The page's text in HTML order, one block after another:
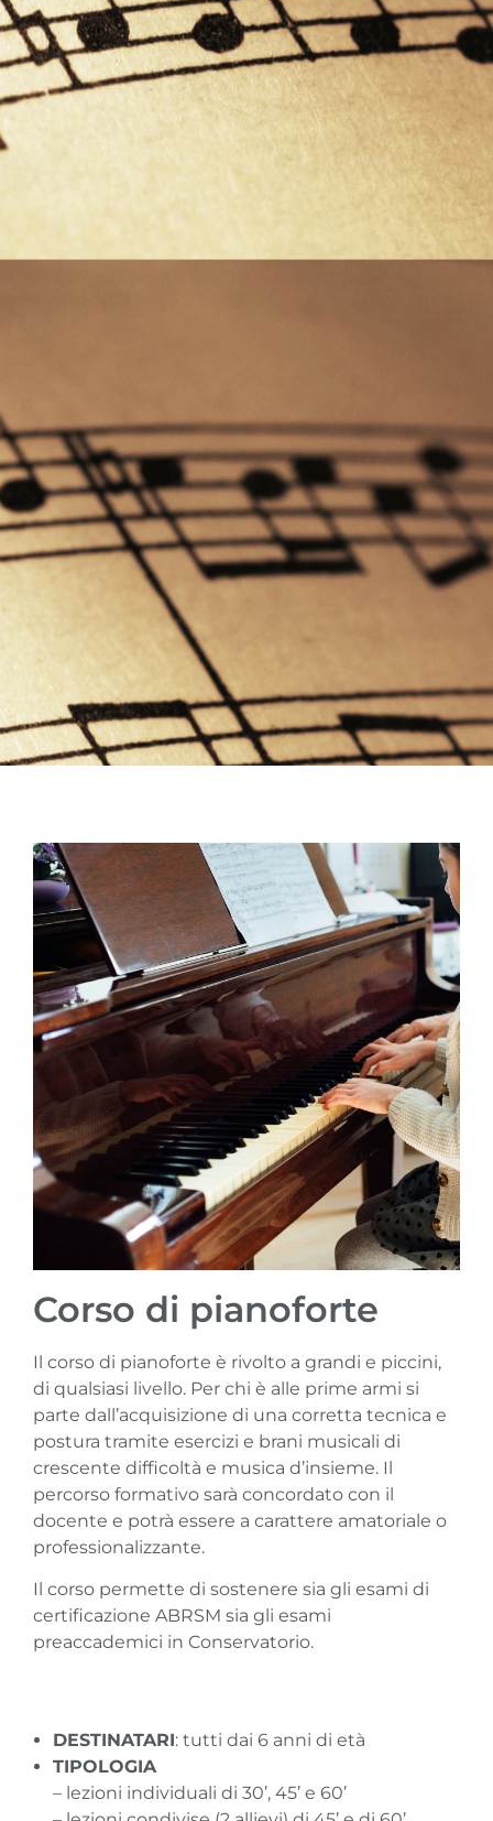
Corso di pianoforte
Il corso di pianoforte è rivolto a grandi e piccini,
di qualsiasi livello. Per chi è alle prime armi si
parte dall’acquisizione di una corretta tecnica e
postura tramite esercizi e brani musicali di
crescente difficoltà e musica d’insieme. Il
percorso formativo sarà concordato con il
docente e potrà essere a carattere amatoriale o
professionalizzante.
Il corso permette di sostenere sia gli esami di
certificazione ABRSM sia gli esami
preaccademici in Conservatorio.
DESTINATARI: tutti dai 6 anni di età
TIPOLOGIA
– lezioni individuali di 30’, 45’ e 60’